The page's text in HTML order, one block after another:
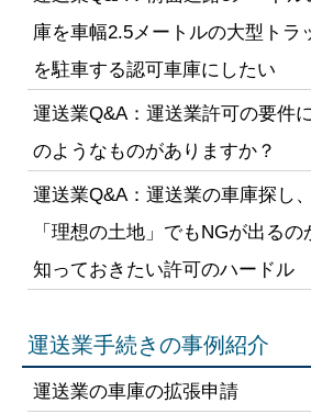
庫を車幅2.5メートルの大型トラ
を駐車する認可車庫にしたい
運送業Q&A：運送業許可の要件
のようなものがありますか？
運送業Q&A：運送業の車庫探し
「理想の土地」でもNGが出るの
知っておきたい許可のハードル
運送業手続きの事例紹介
運送業の車庫の拡張申請